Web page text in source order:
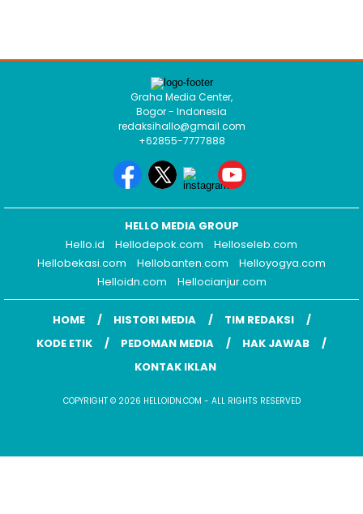
Graha Media Center,
Bogor - Indonesia
redaksihallo@gmail.com
+62855-7777888
HELLO MEDIA GROUP
Hello.id
Hellodepok.com
Helloseleb.com
Hellobekasi.com
Hellobanten.com
Helloyogya.com
Helloidn.com
Hellocianjur.com
HOME HISTORI MEDIA
TIM REDAKSI
KODE ETIK
PEDOMAN MEDIA
HAK JAWAB
KONTAK IKLAN
COPYRIGHT © 2026 HELLOIDN.COM - ALL RIGHTS RESERVED